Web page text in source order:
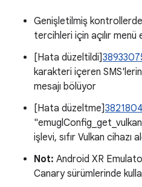
Genişletilmiş
tercihleri için açılır menü
[Hata düzeltildi]
karakteri içeren
mesajı bölüyor
[Hata düzeltme]
işlevi, sıfır Vulkan cihazı
Not: Android XR
Canary sürümlerinde